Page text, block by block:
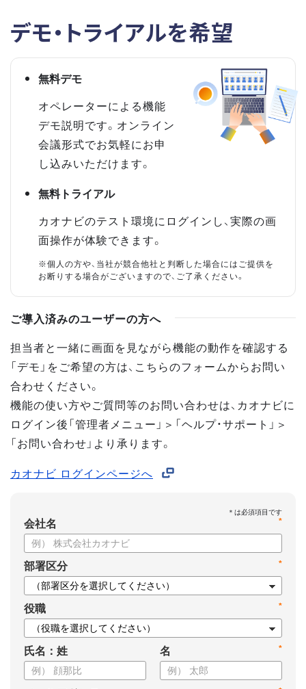
デモ・トライアルを希望
無料デモ
オペレーターによる機能
デモ説明です。オンライン
会議形式でお気軽にお申
し込みいただけます。
無料トライアル
カオナビのテスト環境にログインし、実際の画
面操作が体験できます。
※個人の方や、当社が競合他社と判断した場合にはご提供を
お断りする場合がございますので、ご了承ください。
ご導入済みのユーザーの方へ
担当者と一緒に画面を見ながら機能の動作を確認する
「デモ」をご希望の方は、こちらのフォームからお問い
合わせください。
機能の使い方やご質問等のお問い合わせは、カオナビに
ログイン後「管理者メニュー」＞「ヘルプ・サポート」＞
「お問い合わせ」より承ります。
カオナビ ログインページへ
*
会社名
*
部署区分
*
役職
氏名：姓 *
名